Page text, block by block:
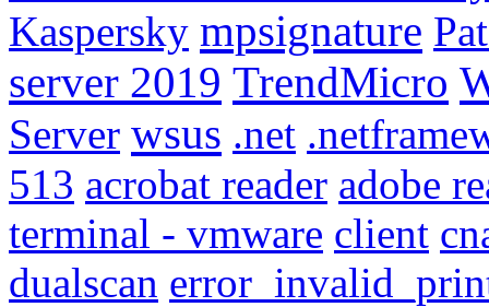
Kaspersky mpsignature
server 2019 TrendMicro
Server wsus .net
513 acrobat reader adobe
terminal - vmware client
dualscan